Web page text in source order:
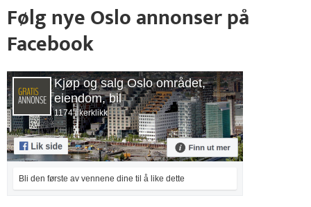
Følg nye Oslo annonser på
Facebook
Kjøp og salg Oslo området,
eiendom, bil
1174 likerklikk
Bli den første av vennene dine til å like dette